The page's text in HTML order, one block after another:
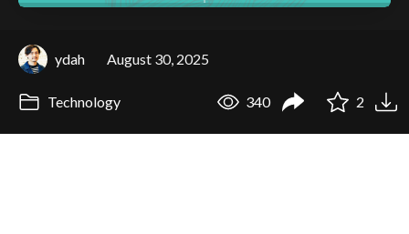
ydah August 30, 2025
Technology 340 2